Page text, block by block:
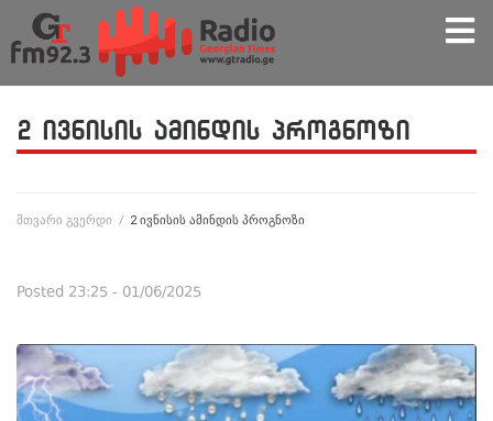
2 ივნისის ამინდის პროგნოზი
მთვარი გვერდი / 2 ივნისის ამინდის პროგნოზი
Posted 23:25 - 01/06/2025